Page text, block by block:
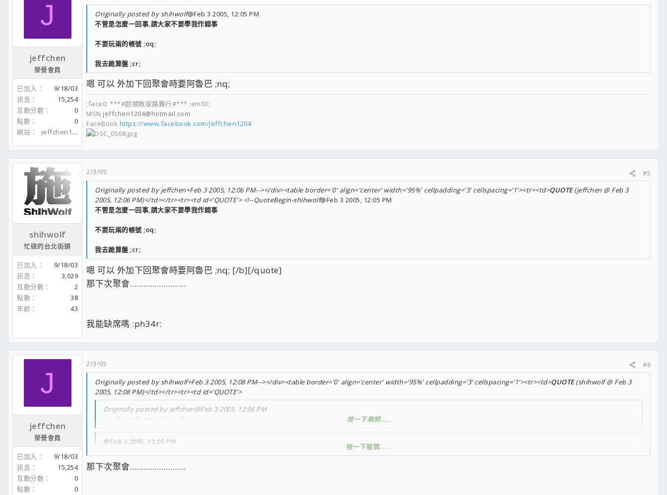
J
jeffchen
榮譽會員
已加入
9/18/03
訊息
15,254
互動分數
0
點數
0
網站
jeffchen1204.spaces.live.com
Originally posted by shihwolf@Feb 3 2005, 12:05 PM
不管是怎麼一回事,請大家不要學我作錯事
不要玩兩的帳號 ;oq;
我去跪算盤 ;cr;
嗯 可以 外加下回聚會時要阿魯巴 ;nq;
;face0; ***#超頻敗家路難行#*** ;em03;
MSN jeffchen1204@hotmail.com
FaceBook https://www.facebook.com/jeffchen1204
shihwolf
忙碌的台北街頭
已加入
9/18/03
訊息
3,029
互動分數
2
點數
38
年齡
43
2/3/05
#5
Originally posted by jeffchen+Feb 3 2005, 12:06 PM--></div><table border='0' align='center' width='95%' cellpadding='3' cellspacing='1'><tr><td>QUOTE(jeffchen @ Feb 3
2005, 12:06 PM)</td></tr><tr><td id='QUOTE'> <!--QuoteBegin-shihwolf@Feb 3 2005, 12:05 PM
不管是怎麼一回事,請大家不要學我作錯事
不要玩兩的帳號 ;oq;
我去跪算盤 ;cr;
嗯 可以 外加下回聚會時要阿魯巴 ;nq; [/b][/quote]
那下次聚會.........................
我能缺席嗎 :ph34r:
J
jeffchen
榮譽會員
已加入
9/18/03
訊息
15,254
互動分數
0
點數
0
2/3/05
#6
Originally posted by shihwolf+Feb 3 2005, 12:08 PM--></div><table border='0' align='center' width='95%' cellpadding='3' cellspacing='1'><tr><td>QUOTE(shihwolf @ Feb 3
2005, 12:08 PM)</td></tr><tr><td id='QUOTE'>
Originally posted by jeffchen@Feb 3 2005, 12:06 PM
<!--QuoteBegin-shihwolf
按一下展開……
@Feb 3 2005, 12:05 PM
不要玩兩的帳號 ;oq;
按一下展開……
那下次聚會.........................